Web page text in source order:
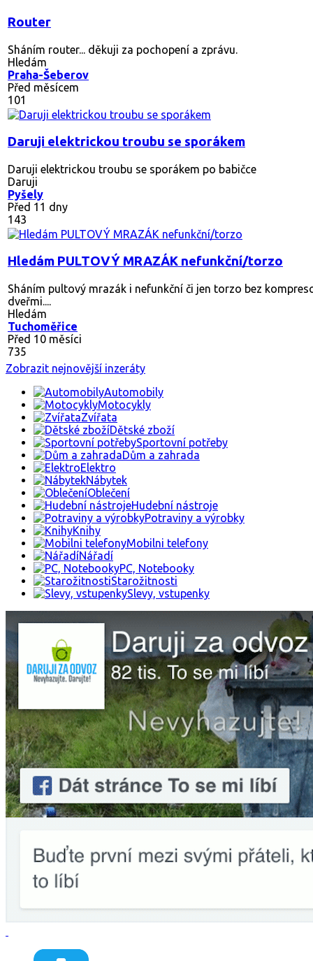
Router
Sháním router... děkuji za pochopení a zprávu.
Hledám
Praha-Šeberov
Před měsícem
101
Daruji elektrickou troubu se sporákem
Daruji elektrickou troubu se sporákem po babičce
Daruji
Pyšely
Před 11 dny
143
Hledám PULTOVÝ MRAZÁK nefunkční/torzo
Sháním pultový mrazák i nefunkční či jen torzo bez
dveřmi....
Hledám
Tuchoměřice
Před 10 měsíci
735
Zobrazit nejnovější inzeráty
Automobily
Motocykly
Zvířata
Dětské zboží
Sportovní potřeby
Dům a zahrada
Elektro
Nábytek
Oblečení
Hudební nástroje
Potraviny a výrobky
Knihy
Mobilni telefony
Nářadí
PC, Notebooky
Starožitnosti
Slevy, vstupenky